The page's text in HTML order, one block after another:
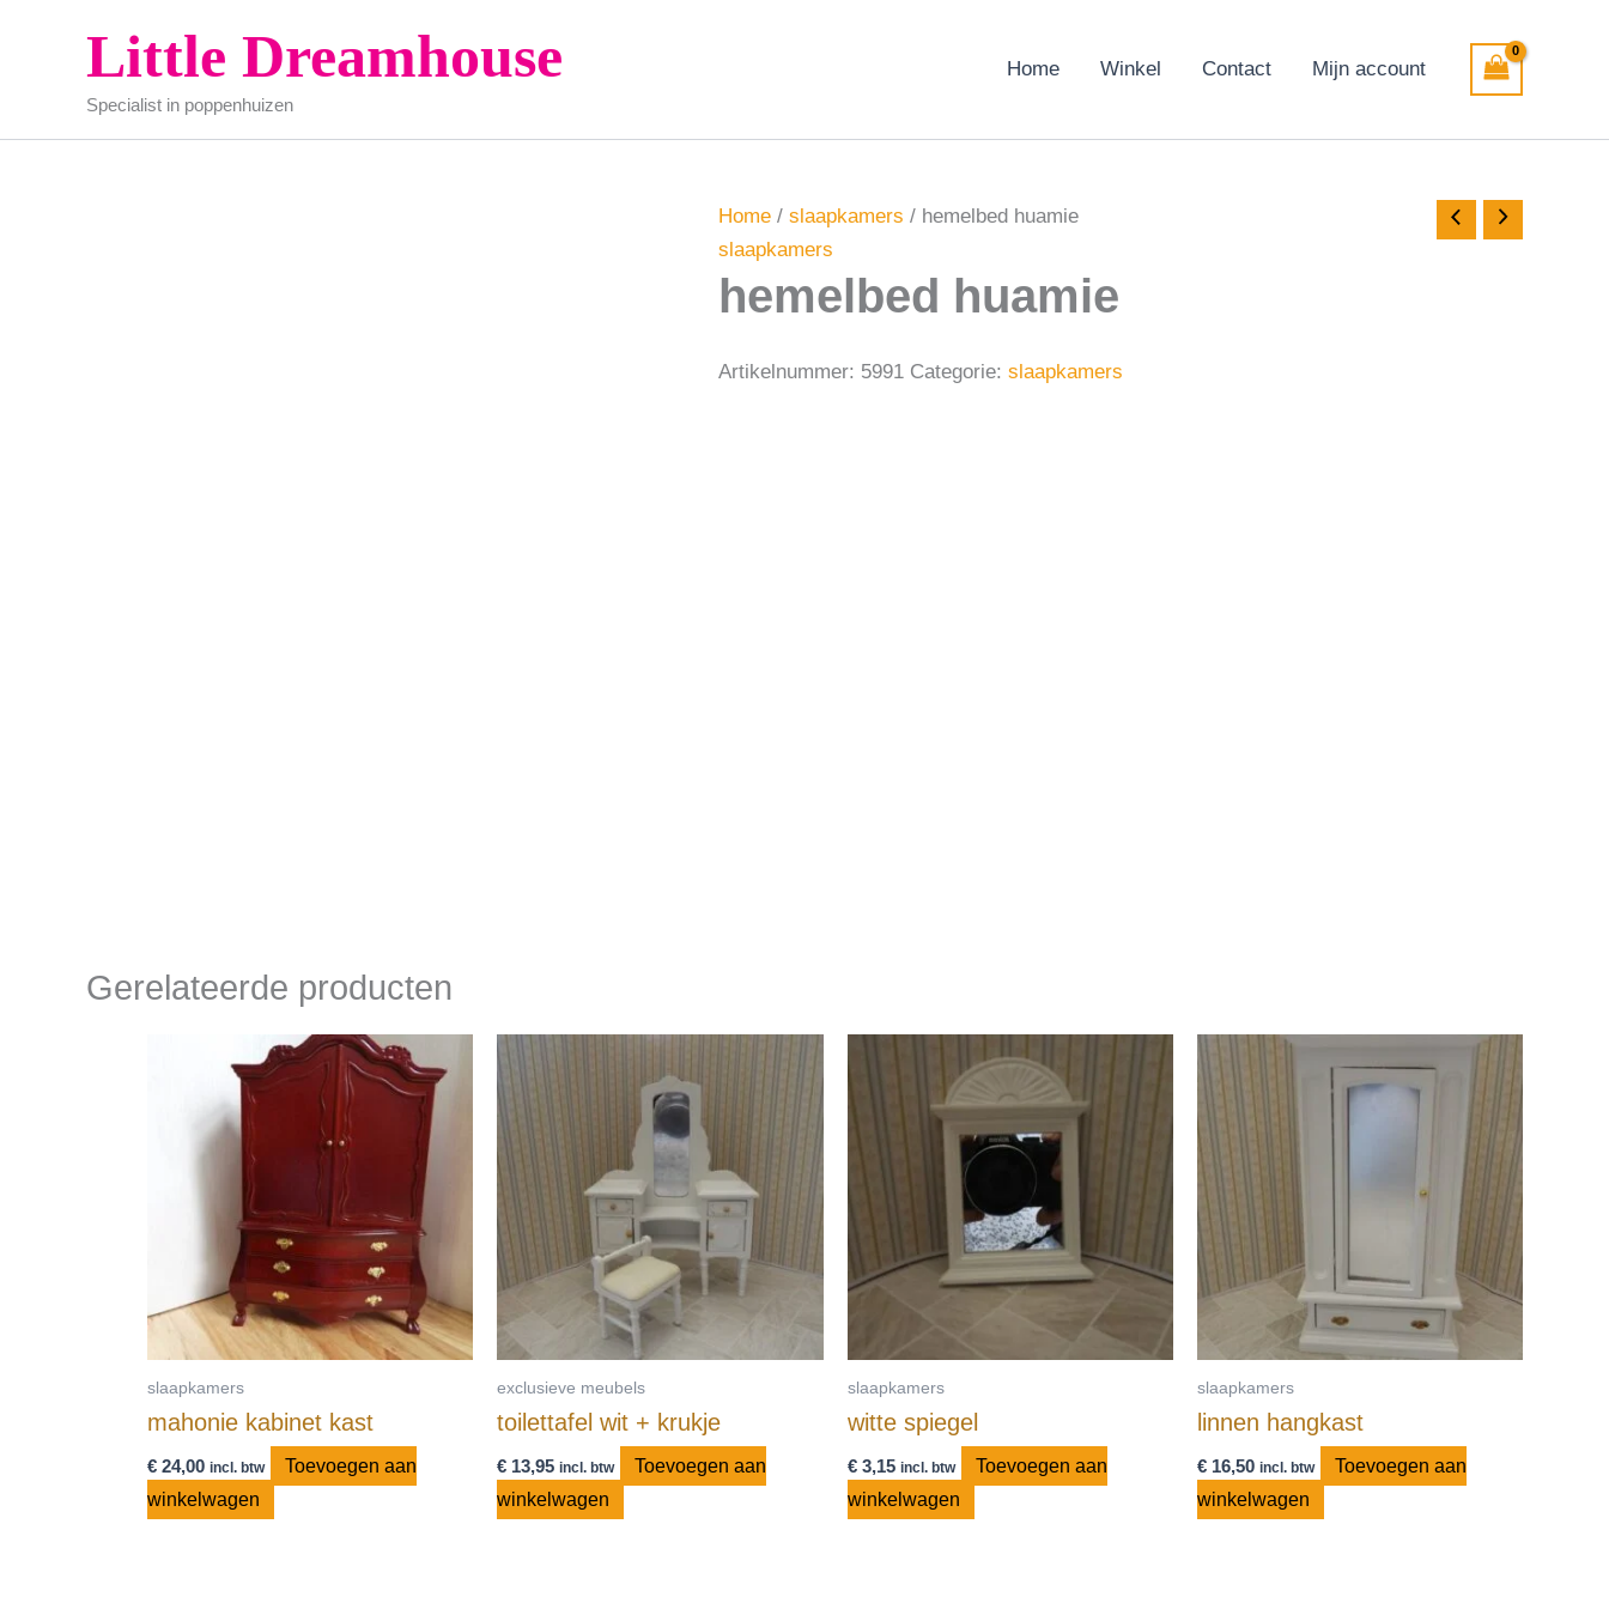
Little Dreamhouse
Specialist in poppenhuizen
Home Winkel Contact Mijn account
Home / slaapkamers / hemelbed huamie
slaapkamers
hemelbed huamie
Artikelnummer: 5991 Categorie: slaapkamers
Gerelateerde producten
slaapkamers
mahonie kabinet kast
€ 24,00 incl. btw
Toevoegen aan
winkelwagen
exclusieve meubels
toilettafel wit + krukje
€ 13,95 incl. btw
Toevoegen aan
winkelwagen
slaapkamers
witte spiegel
€3,15 incl. btw
Toevoegen aan
winkelwagen
slaapkamers
linnen hangkast
€16,50 incl. btw
Toevoegen aan
winkelwagen